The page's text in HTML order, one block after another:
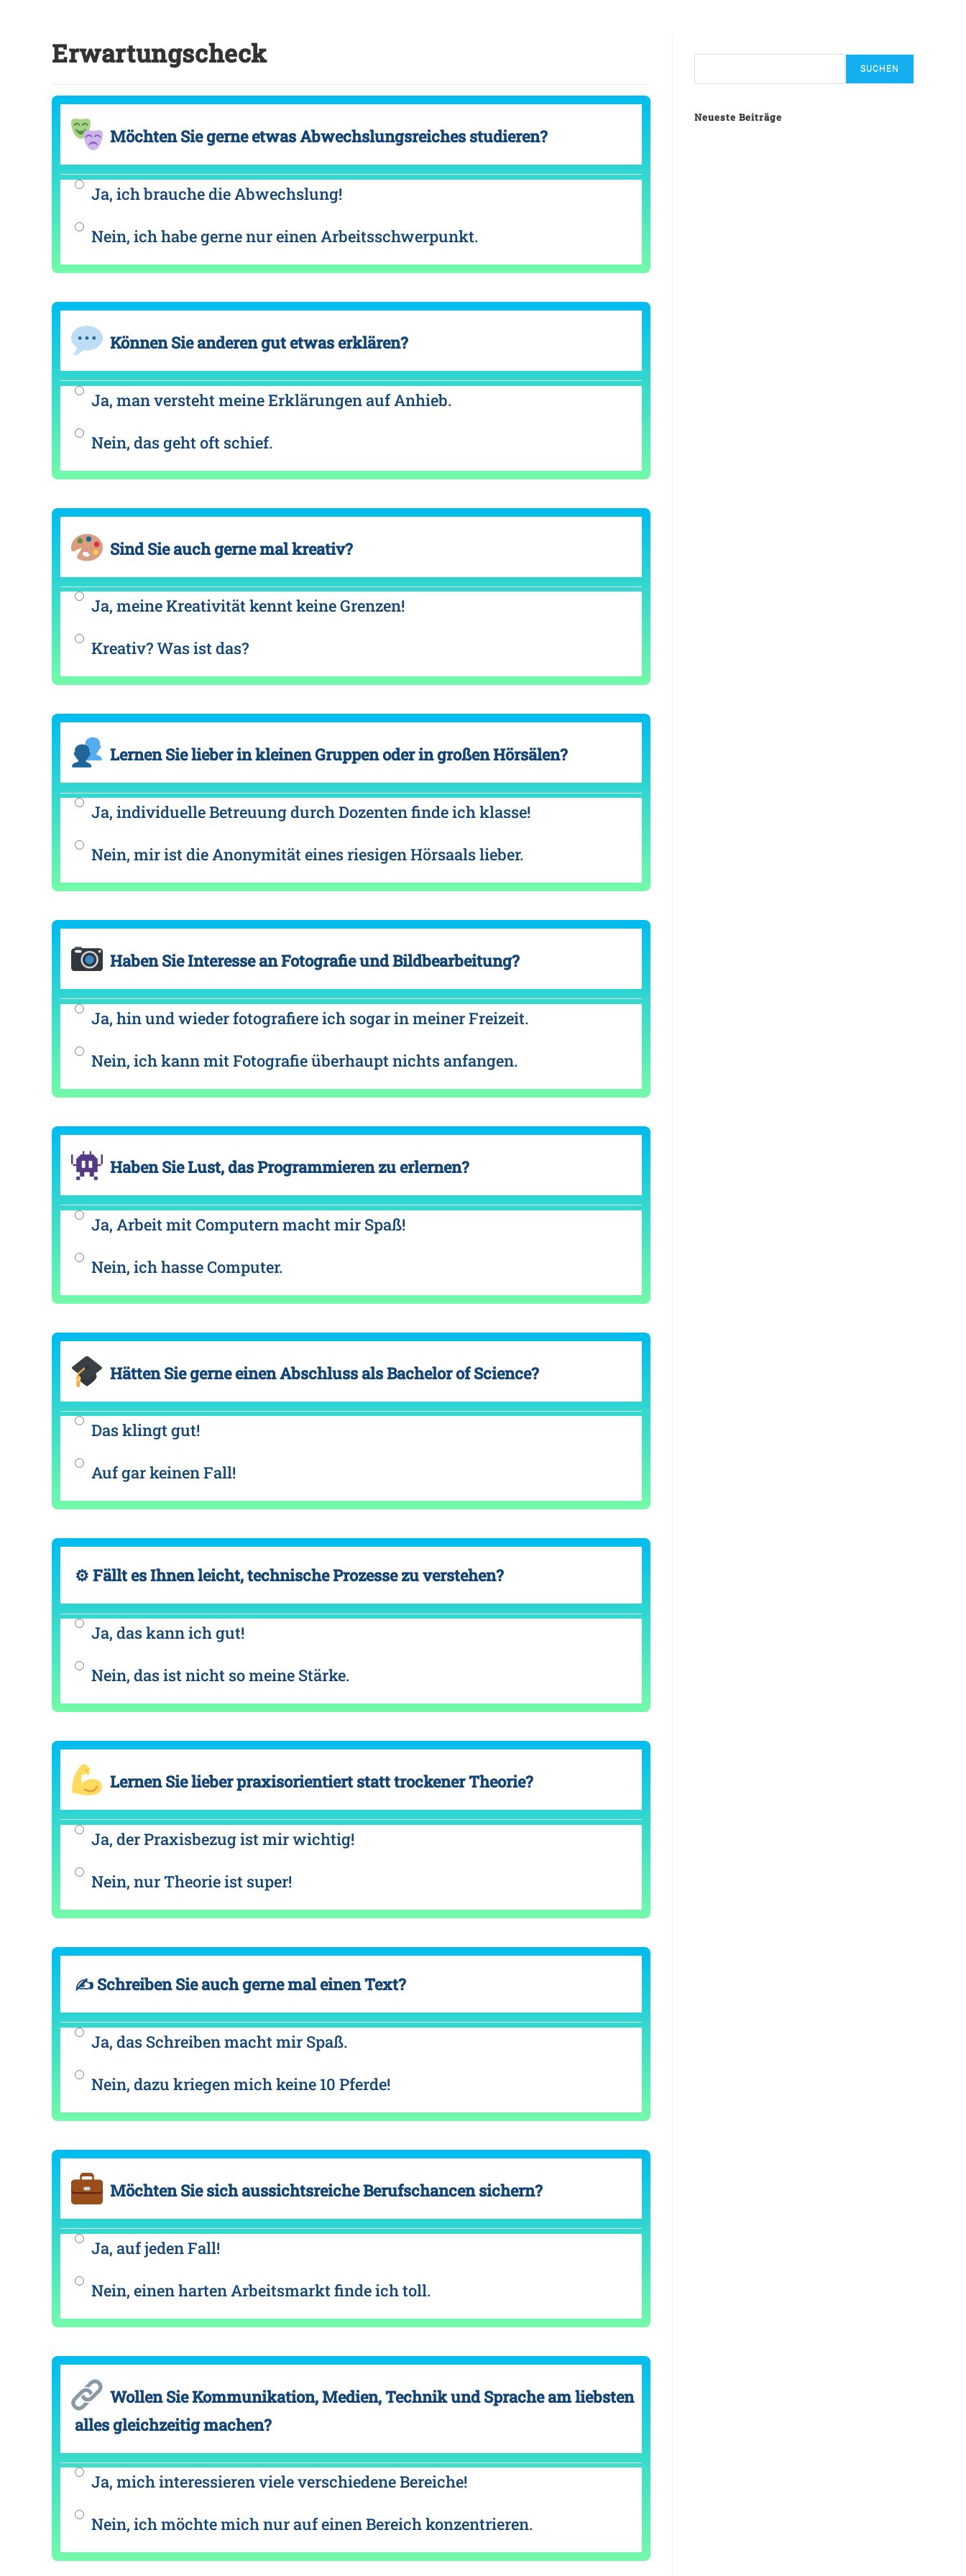
Erwartungscheck
Möchten Sie gerne etwas Abwechslungsreiches studieren?
Ja, ich brauche die Abwechslung!
Nein, ich habe gerne nur einen Arbeitsschwerpunkt.
Können Sie anderen gut etwas erklären?
Ja, man versteht meine Erklärungen auf Anhieb.
Nein, das geht oft schief.
Sind Sie auch gerne mal kreativ?
Ja, meine Kreativität kennt keine Grenzen!
Kreativ? Was ist das?
Lernen Sie lieber in kleinen Gruppen oder in großen Hörsälen?
Ja, individuelle Betreuung durch Dozenten finde ich klasse!
Nein, mir ist die Anonymität eines riesigen Hörsaals lieber.
Haben Sie Interesse an Fotografie und Bildbearbeitung?
Ja, hin und wieder fotografiere ich sogar in meiner Freizeit.
Nein, ich kann mit Fotografie überhaupt nichts anfangen.
Haben Sie Lust, das Programmieren zu erlernen?
Ja, Arbeit mit Computern macht mir Spaß!
Nein, ich hasse Computer.
Hätten Sie gerne einen Abschluss als Bachelor of Science?
Das klingt gut!
Auf gar keinen Fall!
⚙ Fällt es Ihnen leicht, technische Prozesse zu verstehen?
Ja, das kann ich gut!
Nein, das ist nicht so meine Stärke.
Lernen Sie lieber praxisorientiert statt trockener Theorie?
Ja, der Praxisbezug ist mir wichtig!
Nein, nur Theorie ist super!
✍ Schreiben Sie auch gerne mal einen Text?
Ja, das Schreiben macht mir Spaß.
Nein, dazu kriegen mich keine 10 Pferde!
Möchten Sie sich aussichtsreiche Berufschancen sichern?
Ja, auf jeden Fall!
Nein, einen harten Arbeitsmarkt finde ich toll.
Wollen Sie Kommunikation, Medien, Technik und Sprache am liebsten
alles gleichzeitig machen?
Ja, mich interessieren viele verschiedene Bereiche!
Nein, ich möchte mich nur auf einen Bereich konzentrieren.
SUCHEN
Neueste Beiträge